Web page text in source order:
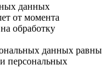
данных
от момента
обработку
данных равны
персональных